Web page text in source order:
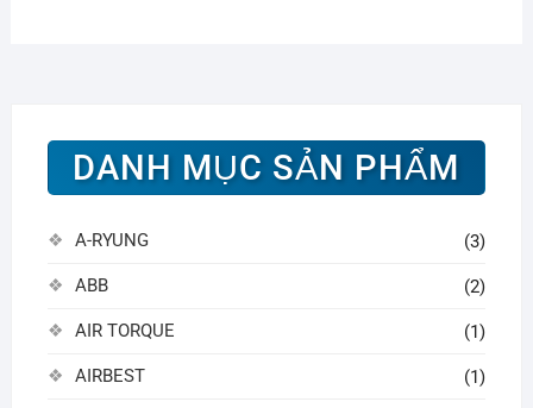
DANH MỤC SẢN PHẨM
A-RYUNG (3)
ABB (2)
AIR TORQUE (1)
AIRBEST (1)